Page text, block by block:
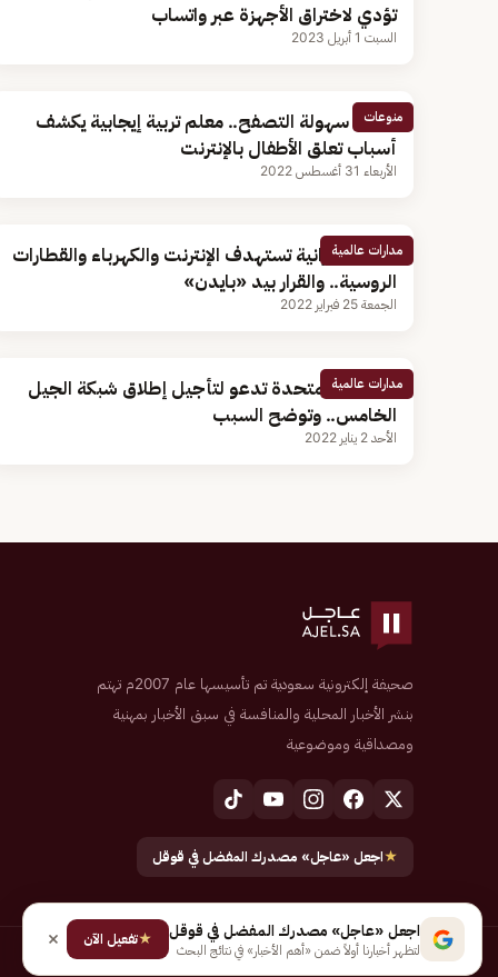
تؤدي لاختراق الأجهزة عبر واتساب
السبت 1 أبريل 2023
منوعات
أبرزها سهولة التصفح.. معلم تربية إيجابية يكشف
أسباب تعلق الأطفال بالإنترنت
الأربعاء 31 أغسطس 2022
مدارات عالمية
حرب سيبرانية تستهدف الإنترنت والكهرباء والقطارات
الروسية.. والقرار بيد «بايدن»
الجمعة 25 فبراير 2022
مدارات عالمية
الولايات المتحدة تدعو لتأجيل إطلاق شبكة الجيل
الخامس.. وتوضح السبب
الأحد 2 يناير 2022
صحيفة إلكترونية سعودية تم تأسيسها عام 2007م تهتم
بنشر الأخبار المحلية والمنافسة في سبق الأخبار بمهنية
ومصداقية وموضوعية
★اجعل «عاجل» مصدرك المفضل في قوقل
جميع الحقوق محفوظة لـ شركة إيجاز للنشر الإلكتروني المالكة لصحيفة عاجل
اجعل «عاجل» مصدرك المفضل في قوقل
لتظهر أخبارنا أولاً ضمن «أهم الأخبار» في نتائج البحث
★تفعيل الآن